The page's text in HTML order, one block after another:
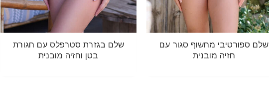
שלם ספורטיבי מחשוף סגור עם
חזיה מובנית
שלם בגזרת סטרפלס עם חגורת
בטן וחזיה מובנית